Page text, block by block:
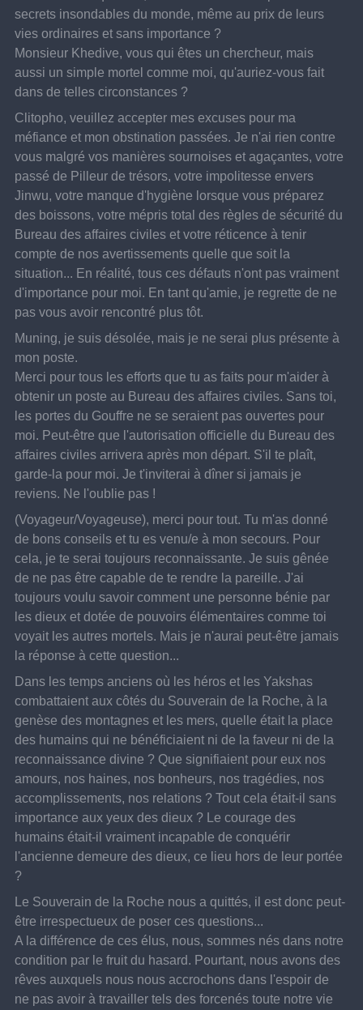
secrets insondables du monde, même au prix de leurs
vies ordinaires et sans importance ?
Monsieur Khedive, vous qui êtes un chercheur, mais
aussi un simple mortel comme moi, qu'auriez-vous fait
dans de telles circonstances ?
Clitopho, veuillez accepter mes excuses pour ma
méfiance et mon obstination passées. Je n'ai rien contre
vous malgré vos manières sournoises et agaçantes, votre
passé de Pilleur de trésors, votre impolitesse envers
Jinwu, votre manque d'hygiène lorsque vous préparez
des boissons, votre mépris total des règles de sécurité du
Bureau des affaires civiles et votre réticence à tenir
compte de nos avertissements quelle que soit la
situation... En réalité, tous ces défauts n'ont pas vraiment
d'importance pour moi. En tant qu'amie, je regrette de ne
pas vous avoir rencontré plus tôt.
Muning, je suis désolée, mais je ne serai plus présente à
mon poste.
Merci pour tous les efforts que tu as faits pour m'aider à
obtenir un poste au Bureau des affaires civiles. Sans toi,
les portes du Gouffre ne se seraient pas ouvertes pour
moi. Peut-être que l'autorisation officielle du Bureau des
affaires civiles arrivera après mon départ. S'il te plaît,
garde-la pour moi. Je t'inviterai à dîner si jamais je
reviens. Ne l'oublie pas !
(Voyageur/Voyageuse), merci pour tout. Tu m'as donné
de bons conseils et tu es venu/e à mon secours. Pour
cela, je te serai toujours reconnaissante. Je suis gênée
de ne pas être capable de te rendre la pareille. J'ai
toujours voulu savoir comment une personne bénie par
les dieux et dotée de pouvoirs élémentaires comme toi
voyait les autres mortels. Mais je n'aurai peut-être jamais
la réponse à cette question...
Dans les temps anciens où les héros et les Yakshas
combattaient aux côtés du Souverain de la Roche, à la
genèse des montagnes et les mers, quelle était la place
des humains qui ne bénéficiaient ni de la faveur ni de la
reconnaissance divine ? Que signifiaient pour eux nos
amours, nos haines, nos bonheurs, nos tragédies, nos
accomplissements, nos relations ? Tout cela était-il sans
importance aux yeux des dieux ? Le courage des
humains était-il vraiment incapable de conquérir
l'ancienne demeure des dieux, ce lieu hors de leur portée
?
Le Souverain de la Roche nous a quittés, il est donc peut-
être irrespectueux de poser ces questions...
A la différence de ces élus, nous, sommes nés dans notre
condition par le fruit du hasard. Pourtant, nous avons des
rêves auxquels nous nous accrochons dans l'espoir de
ne pas avoir à travailler tels des forcenés toute notre vie